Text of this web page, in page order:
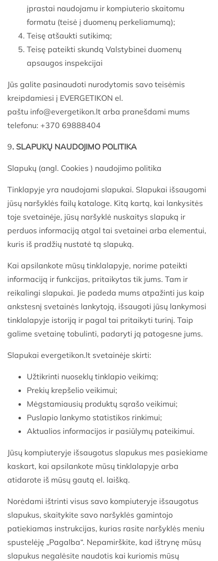
įprastai naudojamu ir kompiuterio skaitomu
formatu (teisė į duomenų perkeliamumą);
Teisę atšaukti sutikimą;
Teisę pateikti skundą Valstybinei duomenų
apsaugos inspekcijai
Jūs galite pasinaudoti nurodytomis savo teisėmis
kreipdamiesi į EVERGETIKON el.
paštu info@evergetikon.lt arba pranešdami mums
telefonu: +370 69888404
9. SLAPUKŲ NAUDOJIMO POLITIKA
Slapukų (angl. Cookies ) naudojimo politika
Tinklapyje yra naudojami slapukai. Slapukai išsaugomi
jūsų naršyklės failų kataloge. Kitą kartą, kai lankysitės
toje svetainėje, jūsų naršyklė nuskaitys slapuką ir
perduos informaciją atgal tai svetainei arba elementui,
kuris iš pradžių nustatė tą slapuką.
Kai apsilankote mūsų tinklalapyje, norime pateikti
informaciją ir funkcijas, pritaikytas tik jums. Tam ir
reikalingi slapukai. Jie padeda mums atpažinti jus kaip
ankstesnį svetainės lankytoją, išsaugoti jūsų lankymosi
tinklalapyje istoriją ir pagal tai pritaikyti turinį. Taip
galime svetainę tobulinti, padaryti ją patogesne jums.
Slapukai evergetikon.lt svetainėje skirti:
Užtikrinti nuoseklų tinklapio veikimą;
Prekių krepšelio veikimui;
Mėgstamiausių produktų sąrašo veikimui;
Puslapio lankymo statistikos rinkimui;
Aktualios informacijos ir pasiūlymų pateikimui.
Jūsų kompiuteryje išsaugotus slapukus mes pasiekiame
kaskart, kai apsilankote mūsų tinklalapyje arba
atidarote iš mūsų gautą el. laišką.
Norėdami ištrinti visus savo kompiuteryje išsaugotus
slapukus, skaitykite savo naršyklės gamintojo
patiekiamas instrukcijas, kurias rasite naršyklės meniu
spustelėję „Pagalba“. Nepamirškite, kad ištrynę mūsų
slapukus negalėsite naudotis kai kuriomis mūsų